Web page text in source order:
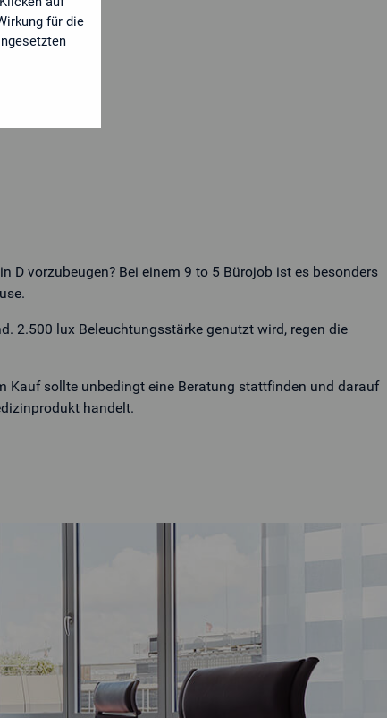
D vorzubeugen? Bei einem 9 to 5 Bürojob ist es besonders
2.500 lux Beleuchtungsstärke genutzt wird, regen die
Kauf sollte unbedingt eine Beratung stattfinden und darauf
handelt.
Einwilligung kann ich jederzeit widerrufen.
für die